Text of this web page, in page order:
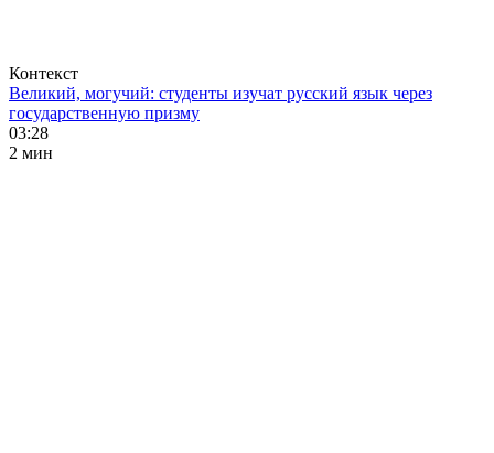
Контекст
Великий, могучий: студенты изучат русский язык через
государственную призму
03:28
2 мин